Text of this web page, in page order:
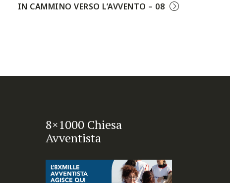
IN CAMMINO VERSO L’AVVENTO – 08
8×1000 Chiesa
Avventista